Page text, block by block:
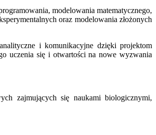
modelowania matematycznego,
oraz modelowania złożonych
i komunikacyjne dzięki projektom
uczenia się i otwartości na nowe wyzwania
zajmujących się naukami biologicznymi,